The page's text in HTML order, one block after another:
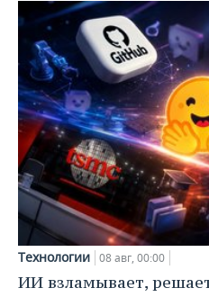
Технологии 08 авг, 00:00
ИИ взламывает,